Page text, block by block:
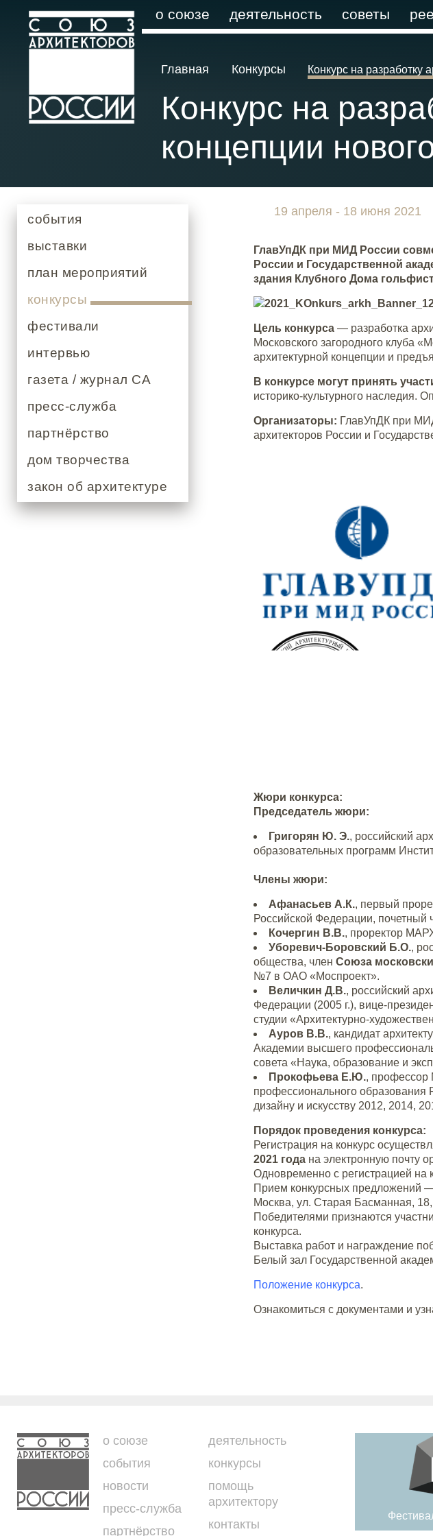
о союзе деятельность советы
Главная Конкурсы Конкурс на разработку
Конкурс на
концепции
события
выставки
план мероприятий
конкурсы
фестивали
интервью
газета / журнал СА
пресс-служба
партнёрство
дом творчества
закон об архитектуре
19 апреля - 18 июня 2021
ГлавУпДК при МИД России
России и Государственной
здания Клубного Дома
Цель конкурса — разработка
Московского загородного клуба
архитектурной концепции и
В конкурсе могут принять
историко-культурного наследия.
Организаторы: ГлавУпДК при
архитекторов России и
Жюри конкурса:
Председатель жюри:
Григорян Ю. Э., российский
образовательных программ
Члены жюри:
Афанасьев А.К., первый
Российской Федерации, почетный
Кочергин В.В., проректор
Уборевич-Боровский Б.О.,
общества, член Союза м
№7 в ОАО «Моспроект».
Величкин Д.В., российский
Федерации (2005 г.), вице-
студии «Архитектурно-
Ауров В.В., кандидат
Академии высшего
совета «Наука, образование и
Прокофьева Е.Ю., профессор
профессионального образования
дизайну и искусству 2012, 2014,
Порядок проведения конкурса:
Регистрация на конкурс
2021 года на электронную почту
Одновременно с регистрацией на
Прием конкурсных предложений
Москва, ул. Старая Басманная,
Победителями признаются
конкурса.
Выставка работ и награждение
Белый зал Государственной
Положение конкурса.
Ознакомиться с документами и
о союзе
события
новости
пресс-служба
партнёрство
деятельность
конкурсы
помощь
архитектору
контакты